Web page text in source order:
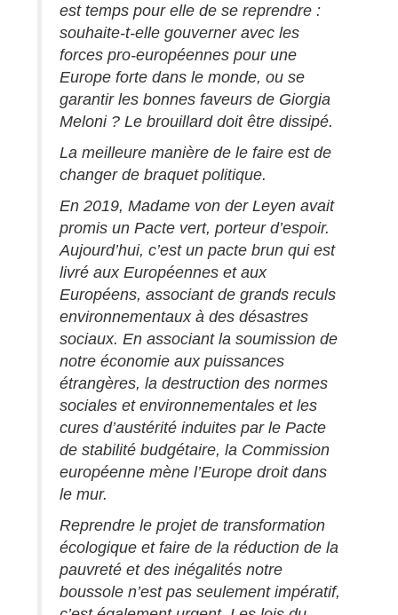
est temps pour elle de se reprendre :
souhaite-t-elle gouverner avec les
forces pro-européennes pour une
Europe forte dans le monde, ou se
garantir les bonnes faveurs de Giorgia
Meloni ? Le brouillard doit être dissipé.
La meilleure manière de le faire est de
changer de braquet politique.
En 2019, Madame von der Leyen avait
promis un Pacte vert, porteur d’espoir.
Aujourd’hui, c’est un pacte brun qui est
livré aux Européennes et aux
Européens, associant de grands reculs
environnementaux à des désastres
sociaux. En associant la soumission de
notre économie aux puissances
étrangères, la destruction des normes
sociales et environnementales et les
cures d’austérité induites par le Pacte
de stabilité budgétaire, la Commission
européenne mène l’Europe droit dans
le mur.
Reprendre le projet de transformation
écologique et faire de la réduction de la
pauvreté et des inégalités notre
boussole n’est pas seulement impératif,